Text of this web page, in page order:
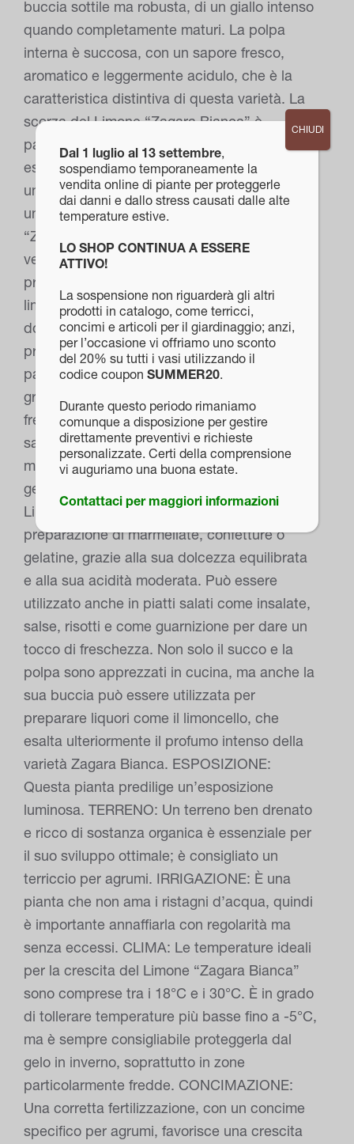
buccia sottile ma robusta, di un giallo intenso
quando completamente maturi. La polpa
interna è succosa, con un sapore fresco,
aromatico e leggermente acidulo, che è la
caratteristica distintiva di questa varietà. La
scorza del Limone “Zagara Bianca” è
particolarmente profumata e ricca di oli
essenziali, rendendo questa pianta non solo
un piacere per gli occhi, ma anche
un’esperienza sensoriale unica. Il Limone
“Zagara Bianca” è un frutto estremamente
versatile in cucina. Il suo succo è perfetto per
preparare bevande rinfrescanti come la
limonata, ma anche per aromatizzare piatti
dolci e salati. Può essere utilizzato per
preparare marinate per carne o pesce, in
particolare per piatti a base di pollo, pesce
grigliato o frutti di mare, dove il suo sapore
fresco e citrico riesce a bilanciare e esaltare i
sapori. La scorza grattugiata è un ingrediente
molto apprezzato per arricchire torte, biscotti,
gelati e dolci a base di agrumi. Inoltre, il
Limone “Zagara Bianca” è ideale per la
preparazione di marmellate, confetture o
gelatine, grazie alla sua dolcezza equilibrata
e alla sua acidità moderata. Può essere
utilizzato anche in piatti salati come insalate,
salse, risotti e come guarnizione per dare un
tocco di freschezza. Non solo il succo e la
polpa sono apprezzati in cucina, ma anche la
sua buccia può essere utilizzata per
preparare liquori come il limoncello, che
esalta ulteriormente il profumo intenso della
varietà Zagara Bianca. ESPOSIZIONE:
Questa pianta predilige un’esposizione
luminosa. TERRENO: Un terreno ben drenato
e ricco di sostanza organica è essenziale per
il suo sviluppo ottimale; è consigliato un
terriccio per agrumi. IRRIGAZIONE: È una
pianta che non ama i ristagni d’acqua, quindi
è importante annaffiarla con regolarità ma
senza eccessi. CLIMA: Le temperature ideali
per la crescita del Limone “Zagara Bianca”
sono comprese tra i 18°C e i 30°C. È in grado
di tollerare temperature più basse fino a -5°C,
ma è sempre consigliabile proteggerla dal
gelo in inverno, soprattutto in zone
particolarmente fredde. CONCIMAZIONE:
Una corretta fertilizzazione, con un concime
specifico per agrumi, favorisce una crescita
Dal 1 luglio al 13 settembre,
sospendiamo temporaneamente la
vendita online di piante per proteggerle
dai danni e dallo stress causati dalle alte
temperature estive.
LO SHOP CONTINUA A ESSERE
ATTIVO!
La sospensione non riguarderà gli altri
prodotti in catalogo, come terricci,
concimi e articoli per il giardinaggio; anzi,
per l’occasione vi offriamo uno sconto
del 20% su tutti i vasi utilizzando il
codice coupon SUMMER20.
Durante questo periodo rimaniamo
comunque a disposizione per gestire
direttamente preventivi e richieste
personalizzate. Certi della comprensione
vi auguriamo una buona estate.
Contattaci per maggiori informazioni
CHIUDI